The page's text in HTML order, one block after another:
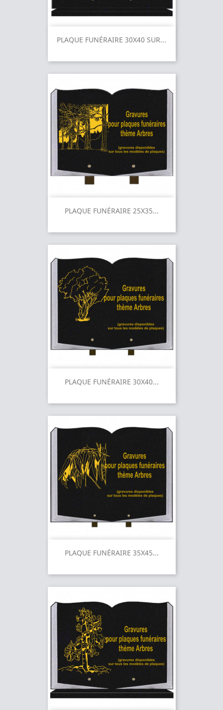
PLAQUE FUNÉRAIRE 30X40 SUR...
PLAQUE FUNÉRAIRE 25X35...
PLAQUE FUNÉRAIRE 30X40...
PLAQUE FUNÉRAIRE 35X45...